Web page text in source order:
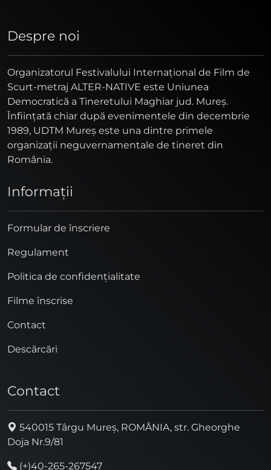
Despre noi
Organizatorul Festivalului Internaţional de Film de
Scurt-metraj ALTER-NATIVE este Uniunea
Democratică a Tineretului Maghiar jud. Mureş.
Înfiinţată chiar după evenimentele din decembrie
1989, UDTM Mureş este una dintre primele
organizaţii neguvernamentale de tineret din
România.
Informaţii
Formular de înscriere
Regulament
Politica de confidențialitate
Filme înscrise
Contact
Descărcări
Contact
540015 Târgu Mureș, ROMÂNIA, str. Gheorghe
Doja Nr.9/81
(+)40-265-267547